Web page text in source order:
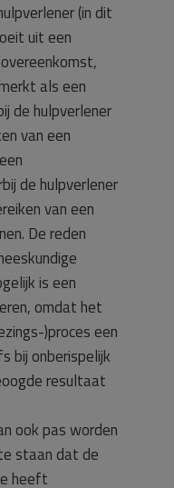
(in dit
uit een
als een
de hulpverlener
van een
de hulpverlener
van een
De reden
is een
omdat het
)proces een
bij onberispelijk
resultaat
ook pas worden
staan dat de
heeft